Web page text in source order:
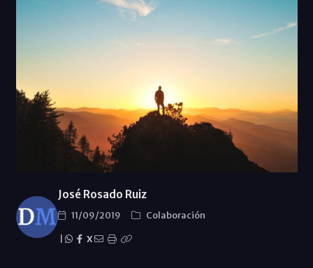
José Rosado Ruiz
11/09/2019
Colaboración
X